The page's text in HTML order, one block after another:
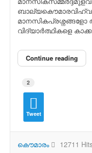
വിദ്യാര്‍ത്ഥികളെ
Continue reading
2
Tweet
കൌമാരം 12711